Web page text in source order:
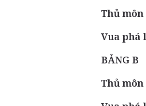
Thủ
Vua phá
BẢNG B
Thủ